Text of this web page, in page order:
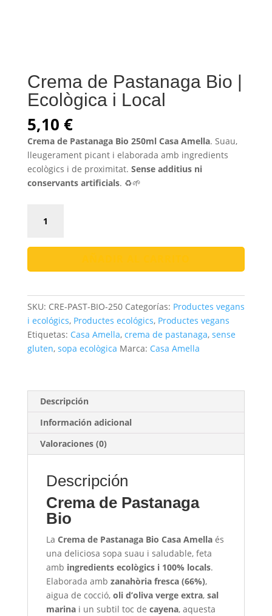
Crema de Pastanaga Bio |
Ecològica i Local
5,10 €
Crema de Pastanaga Bio 250ml Casa Amella. Suau,
lleugerament picant i elaborada amb ingredients
ecològics i de proximitat. Sense additius ni
conservants artificials. ♻️🌱
Bio
|
i
Local
cantidad
SKU: CRE-PAST-BIO-250 Categorías: Productes vegans
i ecológics, Productes ecológics, Productes vegans
Etiquetas: Casa Amella, crema de pastanaga, sense
gluten, sopa ecològica Marca: Casa Amella
Descripción
Información adicional
Valoraciones (0)
Descripción
Crema de Pastanaga
Bio
La Crema de Pastanaga Bio Casa Amellaés
una deliciosa sopa suau i saludable, feta
amb ingredients ecològics i 100% locals.
Elaborada amb zanahòria fresca (66%),
aigua de cocció, oli d’oliva verge extra, sal
marinai un subtil toc de cayena, aquesta